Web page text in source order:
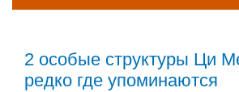
2 особые структуры Ци
редко где упоминаются